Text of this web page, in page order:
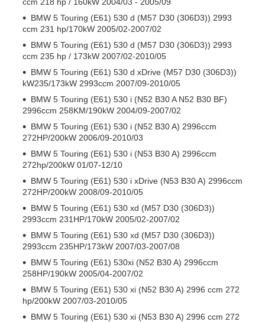
BMW 5 Touring (E61) 530 d (M57 D30 (306D3)) 2993
ccm 231 hp/170kW 2005/02-2007/02
BMW 5 Touring (E61) 530 d (M57 D30 (306D3)) 2993
ccm 235 hp / 173kW 2007/02-2010/05
BMW 5 Touring (E61) 530 d xDrive (M57 D30 (306D3))
kW235/173kW 2993ccm 2007/09-2010/05
BMW 5 Touring (E61) 530 i (N52 B30 A N52 B30 BF)
2996ccm 258KM/190kW 2004/09-2007/02
BMW 5 Touring (E61) 530 i (N52 B30 A) 2996ccm
272HP/200kW 2006/09-2010/03
BMW 5 Touring (E61) 530 i (N53 B30 A) 2996ccm
272hp/200kW 01/07-12/10
BMW 5 Touring (E61) 530 i xDrive (N53 B30 A) 2996ccm
272HP/200kW 2008/09-2010/05
BMW 5 Touring (E61) 530 xd (M57 D30 (306D3))
2993ccm 231HP/170kW 2005/02-2007/02
BMW 5 Touring (E61) 530 xd (M57 D30 (306D3))
2993ccm 235HP/173kW 2007/03-2007/08
BMW 5 Touring (E61) 530xi (N52 B30 A) 2996ccm
258HP/190kW 2005/04-2007/02
BMW 5 Touring (E61) 530 xi (N52 B30 A) 2996 ccm 272
hp/200kW 2007/03-2010/05
BMW 5 Touring (E61) 530 xi (N53 B30 A) 2996 ccm 272